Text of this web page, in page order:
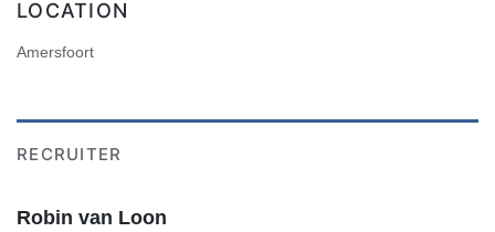
LOCATION
Amersfoort
RECRUITER
Robin van Loon